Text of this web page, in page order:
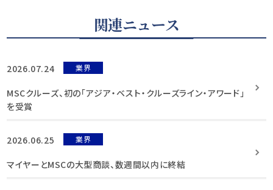
関連ニュース
2026.07.24 業界
MSCクルーズ、初の「アジア・ベスト・クルーズライン・アワード」
を受賞
2026.06.25 業界
マイヤーとMSCの大型商談、数週間以内に終結